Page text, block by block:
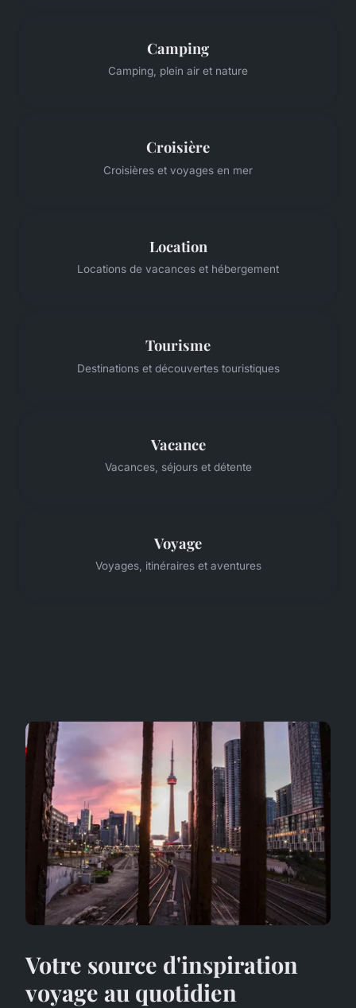
Camping
Camping, plein air et nature
Croisière
Croisières et voyages en mer
Location
Locations de vacances et hébergement
Tourisme
Destinations et découvertes touristiques
Vacance
Vacances, séjours et détente
Voyage
Voyages, itinéraires et aventures
Votre source d'inspiration
voyage au quotidien